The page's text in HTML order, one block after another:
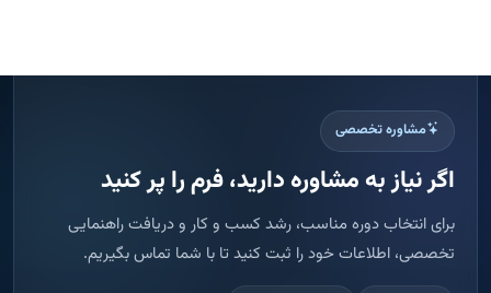
مشاوره تخصصی
اگر نیاز به مشاوره دارید، فرم را پر کنید
برای انتخاب دوره مناسب، رشد کسب و کار و دریافت راهنمایی
تخصصی، اطلاعات خود را ثبت کنید تا با شما تماس بگیریم.